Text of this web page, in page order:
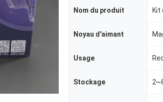
Nom du produit
Noyau d'aimant
Usage
Stockage